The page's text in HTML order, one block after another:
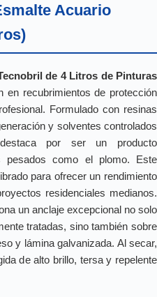
Acuario
de 4 Litros de Pinturas
en recubrimientos de protección
Formulado con resinas
y solventes controlados
por ser un producto
pesados como el plomo. Este
para ofrecer un rendimiento
residenciales medianos.
un anclaje excepcional no solo
tratadas, sino también sobre
y lámina galvanizada. Al secar,
de alto brillo, tersa y repelente